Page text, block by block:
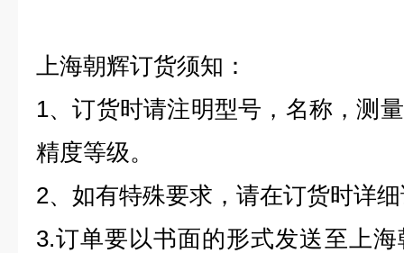
上海朝辉订货须知：
1、订货时请注明型号，名称，测
精度等级。
2、如有特殊要求，请在订货时详
3.订单要以书面的形式发送至上